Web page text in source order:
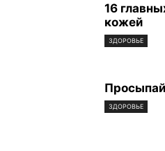
16
кожей
ЗДОРОВЬЕ
ЗДОРОВЬЕ